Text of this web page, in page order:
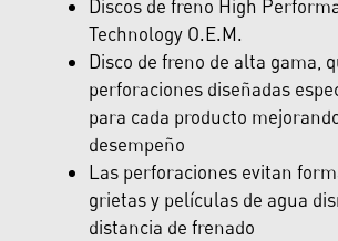
Discos de freno High
Technology O.E.M.
Disco de freno de alta gama,
perforaciones diseñadas
para cada producto
desempeño
Las perforaciones evitan
grietas y películas de agua
distancia de frenado